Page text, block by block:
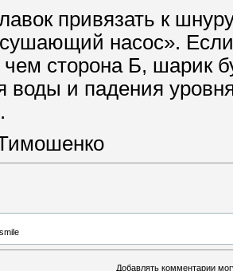
привязать к
насос».
сторона Б, шарик
воды и падения
Добавлять комментарии